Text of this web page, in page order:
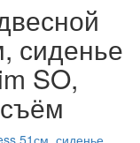
сиденье
SO,